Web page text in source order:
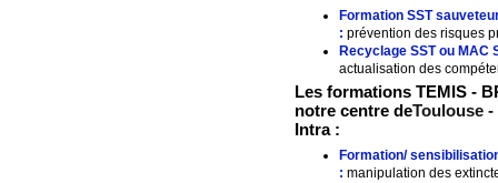
Formation SST
: prévention des risques
Recyclage SST ou MAC
actualisation des
Les formations TEMIS -
notre centre deToulouse -
Intra :
Formation/
: manipulation des